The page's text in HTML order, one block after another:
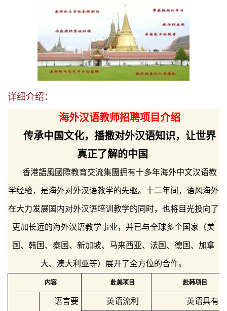
详细介绍：
海外汉语教师招聘项目介绍
传承中国文化，播撒对外汉语知识，让世界
真正了解的中国
香港語風國際教育交流集團拥有十多年海外中文汉语教
学经验，是海外对外汉语教学的先驱。十二年间，语风海外
在大力发展国内对外汉语培训教学的同时，也将目光投向了
更加长远的海外汉语教学事业，并已与全球多个国家（美
国、韩国、泰国、新加坡、马来西亚、法国、德国、加拿
大、澳大利亚等）展开了全方位的合作。
内容 赴美项目 赴韩项目
语言要 英语流利 英语具有